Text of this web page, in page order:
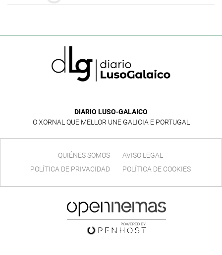
DIARIO LUSO-GALAICO
O XORNAL QUE MELLOR UNE GALICIA E PORTUGAL
QUIÉNES SOMOS
AVISO LEGAL
POLÍTICA DE PRIVACIDAD
POLÍTICA DE COOKIES